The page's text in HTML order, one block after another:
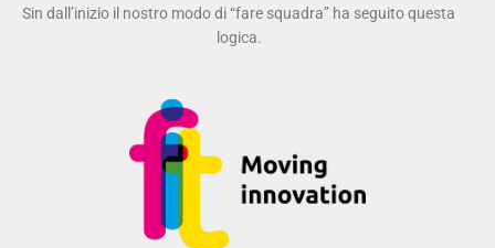
Sin dall’inizio il nostro modo di “fare squadra” ha seguito questa
logica.